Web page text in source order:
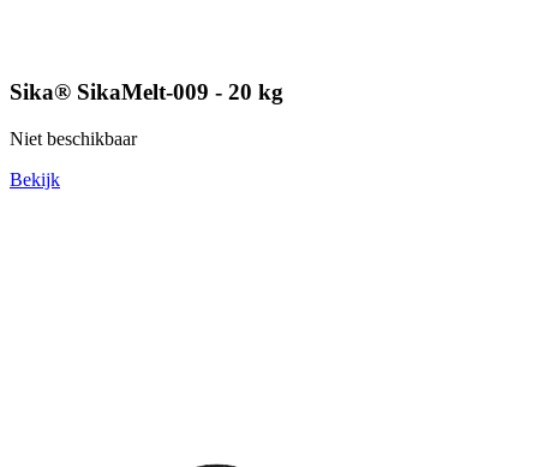
Sika® SikaMelt-009 - 20 kg
Niet beschikbaar
Bekijk